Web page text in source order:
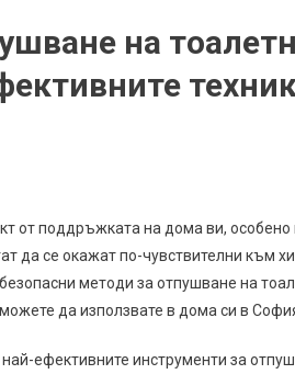
на
от поддръжката на дома ви, особено
да се окажат по-чувствителни към
методи за отпушване на
да използвате в дома си в
ефективните инструменти за